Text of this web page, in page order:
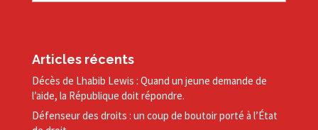
Articles récents
Décès de Lhabib Lewis : Quand un jeune demande de
l’aide, la République doit répondre.
Défenseur des droits : un coup de boutoir porté à l’État